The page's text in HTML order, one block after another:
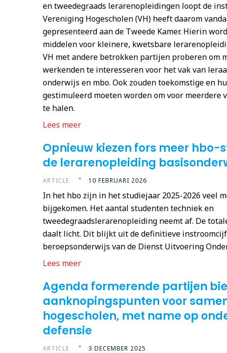
en tweedegraads lerarenopleidingen loopt de
Vereniging Hogescholen (VH) heeft daarom
gepresenteerd aan de Tweede Kamer. Hierin
middelen voor kleinere, kwetsbare
VH met andere betrokken partijen proberen om
werkenden te interesseren voor het vak van
onderwijs en mbo. Ook zouden toekomstige en
gestimuleerd moeten worden om voor meerdere
te halen.
Lees meer
Opnieuw kiezen fors meer hbo-
de lerarenopleiding
ARTICLE 10 FEBRUARI 2026
In het hbo zijn in het studiejaar 2025-2026 veel
bijgekomen. Het aantal studenten techniek en
tweedegraadslerarenopleiding neemt af. De
daalt licht. Dit blijkt uit de definitieve
beroepsonderwijs van de Dienst Uitvoering
Lees meer
Agenda formerende partijen
aanknopingspunten voor
hogescholen, met name op
defensie
ARTICLE 3 DECEMBER 2025